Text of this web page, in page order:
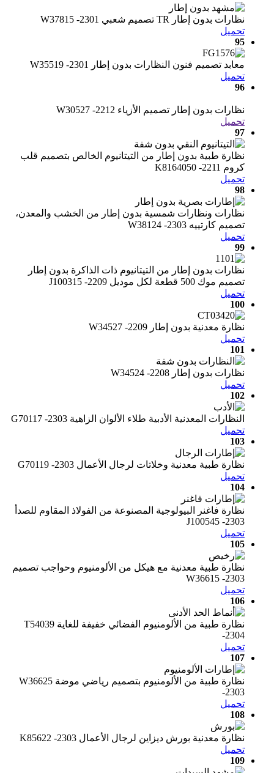
نظارات بدون إطار TR تصميم شعبي W37815 -2301
تحميل
95
معابد تصميم فنون النظارات بدون إطار W35519 -2301
تحميل
96
نظارات بدون إطار تصميم الأزياء W30527 -2212
تحميل
97
نظارة طبية بدون إطار من التيتانيوم الخالص بتصميم قلب
كروم K8164050 -2211
تحميل
98
نظارات ونظارات شمسية بدون إطار من الخشب والمعدن،
تصميم كارتييه W38124 -2303
تحميل
99
نظارات بدون إطار من التيتانيوم ذات الذاكرة بدون إطار
تصميم موك 500 قطعة لكل موديل J100315 -2209
تحميل
100
نظارة معدنية بدون إطار W34527 -2209
تحميل
101
نظارات بدون إطار W34524 -2208
تحميل
102
النظارات المعدنية الأدبية طلاء الألوان الزاهية G70117 -2303
تحميل
103
نظارة طبية معدنية وخلاتات لرجال الأعمال G70119 -2303
تحميل
104
نظارة فاغنر البيولوجية المصنوعة من الفولاذ المقاوم للصدأ
J100545 -2303
تحميل
105
نظارة طبية معدنية مع هيكل من الألومنيوم وحواجب تصميم
W36615 -2303
تحميل
106
نظارة طبية من الألومنيوم الفضائي خفيفة للغاية T54039
-2304
تحميل
107
نظارة طبية من الألومنيوم بتصميم رياضي موضة W36625
-2303
تحميل
108
نظارة معدنية بورش ديزاين لرجال الأعمال K85622 -2303
تحميل
109